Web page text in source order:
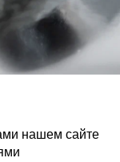
нашем сайте